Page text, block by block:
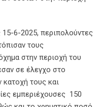
6-2025, περιπολούντες
τους
στην περιοχή του
σε έλεγχο στο
τους και
εμπεριέχουσες 150